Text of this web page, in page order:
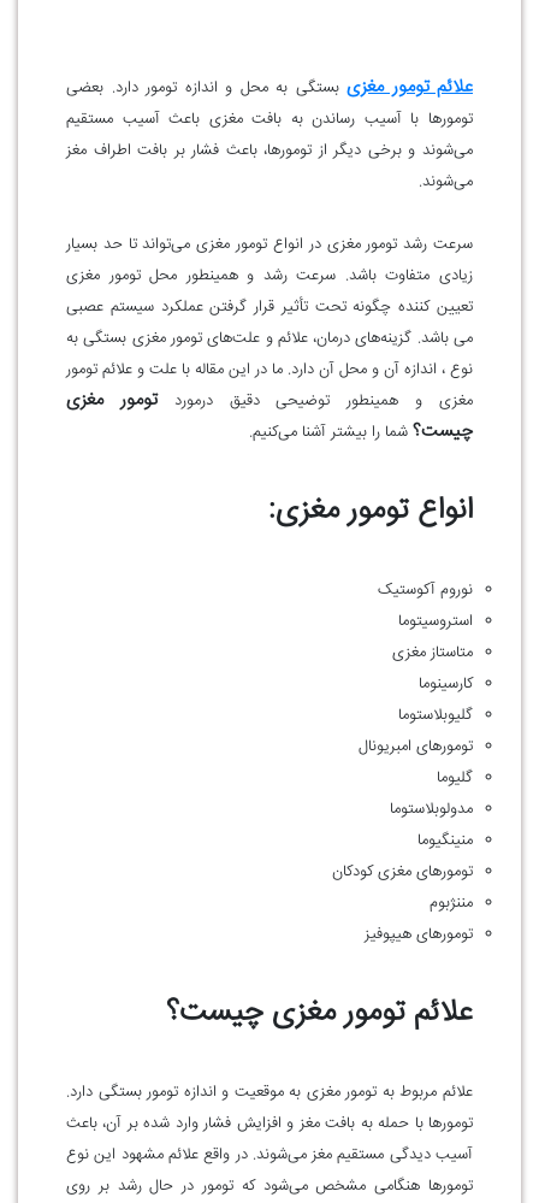
علائم تومور مغزی بستگی به محل و اندازه تومور دارد. بعضی
تومورها با آسیب رساندن به بافت مغزی باعث آسیب مستقیم
می‌شوند و برخی دیگر از تومورها، باعث فشار بر بافت اطراف مغز
می‌شوند.
سرعت رشد تومور مغزی در انواع تومور مغزی می‌تواند تا حد بسیار
زیادی متفاوت باشد. سرعت رشد و همینطور محل تومور مغزی
تعیین کننده چگونه تحت تأثیر قرار گرفتن عملکرد سیستم عصبی
می باشد. گزینه‌های درمان، علائم و علت‌های تومور مغزی بستگی به
نوع ، اندازه آن و محل آن دارد. ما در این مقاله با علت و علائم تومور
مغزی و همینطور توضیحی دقیق درموردتومور مغزی
چیست؟ شما را بیشتر آشنا می‌کنیم.
انواع تومور مغزی:
نوروم آکوستیک
استروسیتوما
متاستاز مغزی
کارسینوما
گلیوبلاستوما
تومور‌های امبریونال
گلیوما
مدولوبلاستوما
منینگیوما
تومور‌های مغزی کودکان
مننژبوم
تومور‌های هیپوفیز
علائم تومور مغزی چیست؟
علائم مربوط به تومور مغزی به موقعیت و اندازه تومور بستگی دارد.
تومورها با حمله به بافت مغز و افزایش فشار وارد شده بر آن، باعث
آسیب ‌دیدگی مستقیم مغز می‌شوند. در واقع علائم مشهود این نوع
تومورها هنگامی مشخص می‌شود که تومور در حال رشد بر روی